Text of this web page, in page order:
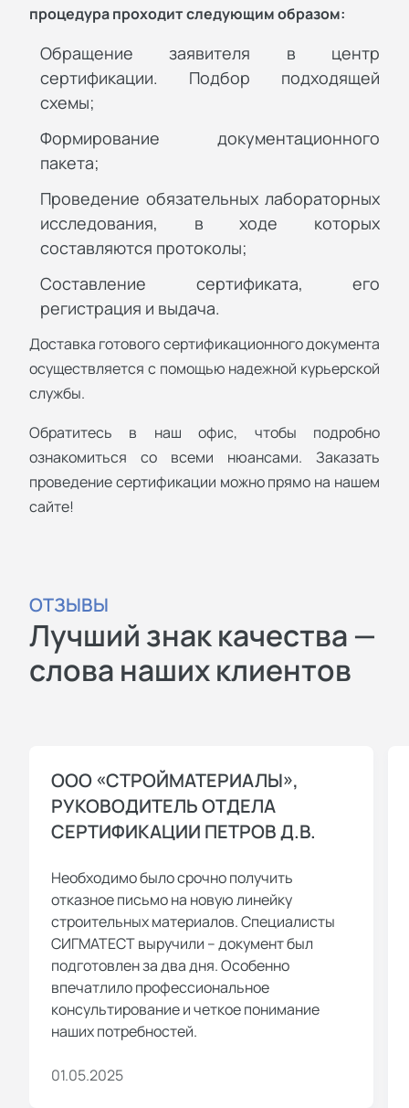
процедура проходит следующим образом:
Обращение заявителя в центр
сертификации. Подбор подходящей
схемы;
Формирование документационного
пакета;
Проведение обязательных лабораторных
исследования, в ходе которых
составляются протоколы;
Составление сертификата, его
регистрация и выдача.
Доставка готового сертификационного документа
осуществляется с помощью надежной курьерской
службы.
Обратитесь в наш офис, чтобы подробно
ознакомиться со всеми нюансами. Заказать
проведение сертификации можно прямо на нашем
сайте!
ОТЗЫВЫ
Лучший знак качества —
слова наших клиентов
ООО «СТРОЙМАТЕРИАЛЫ»,
РУКОВОДИТЕЛЬ ОТДЕЛА
СЕРТИФИКАЦИИ ПЕТРОВ Д.В.
Необходимо было срочно получить
отказное письмо на новую линейку
строительных материалов. Специалисты
СИГМАТЕСТ выручили – документ был
подготовлен за два дня. Особенно
впечатлило профессиональное
консультирование и четкое понимание
наших потребностей.
01.05.2025